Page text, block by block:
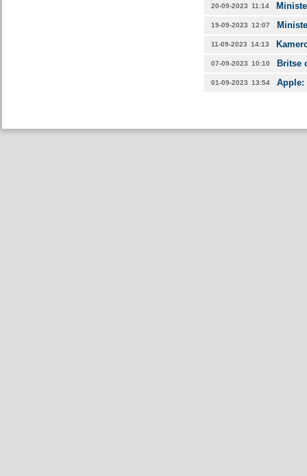
20-09-2023 11:14
19-09-2023 12:07
11-09-2023 14:13
07-09-2023 10:10 Britse
01-09-2023 13:54 Apple: